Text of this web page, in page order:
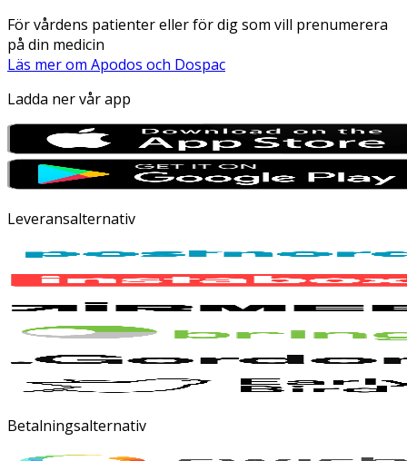
För vårdens patienter eller för dig som vill prenumerera
på din medicin
Läs mer om Apodos och Dospac
Ladda ner vår app
Leveransalternativ
Betalningsalternativ